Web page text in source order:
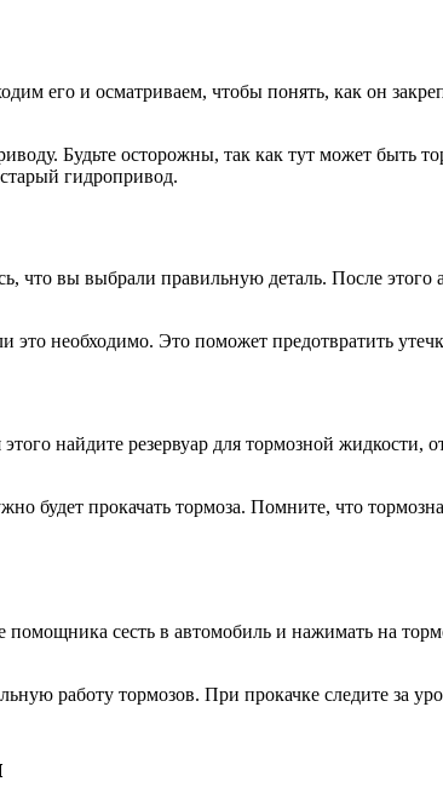
его и осматриваем, чтобы понять, как он
Будьте осторожны, так как тут может быть
гидропривод.
что вы выбрали правильную деталь. После
необходимо. Это поможет предотвратить
найдите резервуар для тормозной жидкости,
будет прокачать тормоза. Помните, что
сесть в автомобиль и нажимать на
работу тормозов. При прокачке следите за